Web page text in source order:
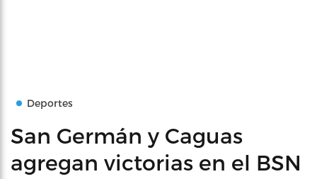
Deportes
San Germán y Caguas
agregan victorias en el BSN